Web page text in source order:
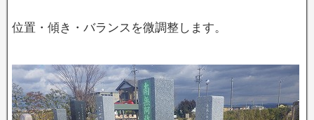
位置・傾き・バランスを微調整します。